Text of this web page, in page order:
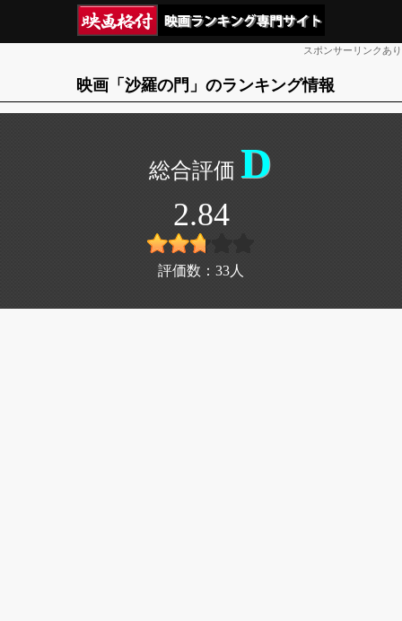
スポンサーリンクあり
映画「沙羅の門」のランキング情報
D
2.84
評価数： 33 人